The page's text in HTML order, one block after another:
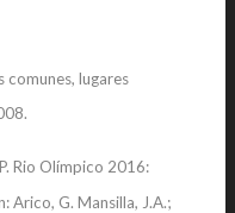
comunes, lugares
Rio Olímpico 2016:
Arico, G. Mansilla, J.A.;